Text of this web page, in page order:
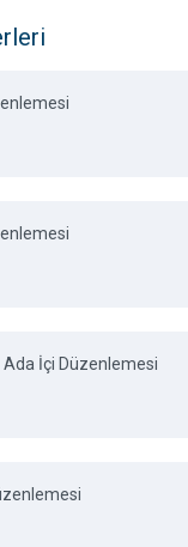
İçi Düzenlemesi